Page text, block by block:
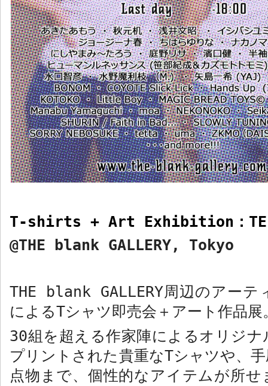
T-shirts + Art Exhibition ：
@THE blank GALLERY, Tokyo
THE blank GALLERY周辺のアーテ
によるTシャツ即売会＋アート作品展
30組を超える作家陣によるオリジ
プリントされた貴重なTシャツや、
点物まで、個性的なアイテムが所